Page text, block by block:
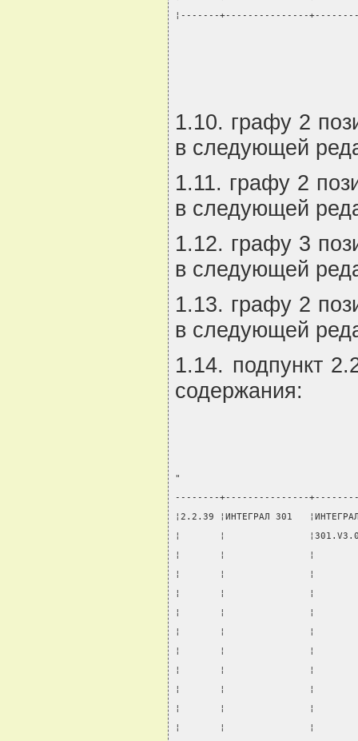
¦-------+---------------
1.10. графу 2
в следующей
1.11. графу 2
в следующей
1.12. графу 3
в следующей
1.13. графу 2
в следующей
1.14. подпункт
содержания:
"
--------+---------------
¦2.2.39 ¦ИНТЕГРАЛ 301
¦       ¦
¦       ¦               ¦
¦       ¦               ¦
¦       ¦               ¦
¦       ¦               ¦
¦       ¦               ¦
¦       ¦               ¦
¦       ¦               ¦
¦       ¦               ¦
¦       ¦               ¦
¦       ¦               ¦